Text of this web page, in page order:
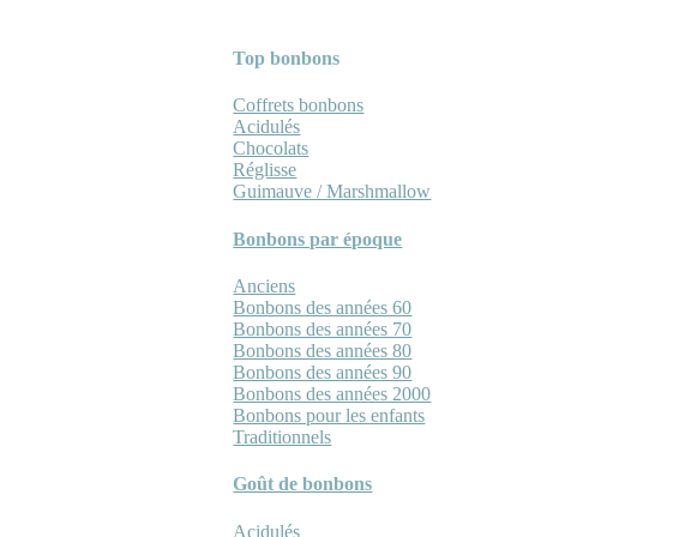
Top bonbons
Coffrets bonbons
Acidulés
Chocolats
Réglisse
Guimauve / Marshmallow
Bonbons par époque
Anciens
Bonbons des années 60
Bonbons des années 70
Bonbons des années 80
Bonbons des années 90
Bonbons des années 2000
Bonbons pour les enfants
Traditionnels
Goût de bonbons
Acidulés